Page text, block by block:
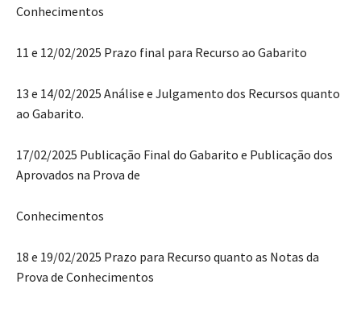
Conhecimentos
11 e 12/02/2025 Prazo final para Recurso ao Gabarito
13 e 14/02/2025 Análise e Julgamento dos Recursos quanto
ao Gabarito.
17/02/2025 Publicação Final do Gabarito e Publicação dos
Aprovados na Prova de
Conhecimentos
18 e 19/02/2025 Prazo para Recurso quanto as Notas da
Prova de Conhecimentos